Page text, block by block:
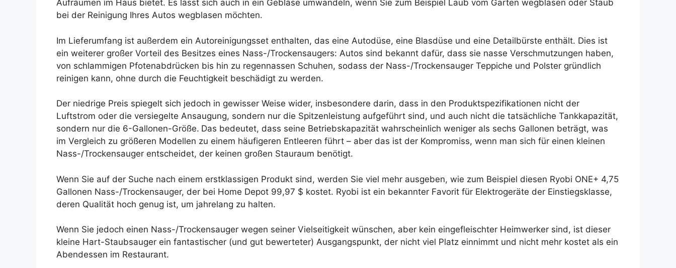
Aufräumen im Haus bietet. Es lässt sich auch in ein Gebläse umwandeln, wenn Sie zum Beispiel Laub vom Garten wegblasen oder Staub
bei der Reinigung Ihres Autos wegblasen möchten.
Im Lieferumfang ist außerdem ein Autoreinigungsset enthalten, das eine Autodüse, eine Blasdüse und eine Detailbürste enthält. Dies ist
ein weiterer großer Vorteil des Besitzes eines Nass-/Trockensaugers: Autos sind bekannt dafür, dass sie nasse Verschmutzungen haben,
von schlammigen Pfotenabdrücken bis hin zu regennassen Schuhen, sodass der Nass-/Trockensauger Teppiche und Polster gründlich
reinigen kann, ohne durch die Feuchtigkeit beschädigt zu werden.
Der niedrige Preis spiegelt sich jedoch in gewisser Weise wider, insbesondere darin, dass in den Produktspezifikationen nicht der
Luftstrom oder die versiegelte Ansaugung, sondern nur die Spitzenleistung aufgeführt sind, und auch nicht die tatsächliche Tankkapazität,
sondern nur die 6-Gallonen-Größe. Das bedeutet, dass seine Betriebskapazität wahrscheinlich weniger als sechs Gallonen beträgt, was
im Vergleich zu größeren Modellen zu einem häufigeren Entleeren führt – aber das ist der Kompromiss, wenn man sich für einen kleinen
Nass-/Trockensauger entscheidet, der keinen großen Stauraum benötigt.
Wenn Sie auf der Suche nach einem erstklassigen Produkt sind, werden Sie viel mehr ausgeben, wie zum Beispiel diesen Ryobi ONE+ 4,75
Gallonen Nass-/Trockensauger, der bei Home Depot 99,97 $ kostet. Ryobi ist ein bekannter Favorit für Elektrogeräte der Einstiegsklasse,
deren Qualität hoch genug ist, um jahrelang zu halten.
Wenn Sie jedoch einen Nass-/Trockensauger wegen seiner Vielseitigkeit wünschen, aber kein eingefleischter Heimwerker sind, ist dieser
kleine Hart-Staubsauger ein fantastischer (und gut bewerteter) Ausgangspunkt, der nicht viel Platz einnimmt und nicht mehr kostet als ein
Abendessen im Restaurant.